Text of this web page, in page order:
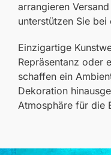
arrangieren
unterstützen Sie
Einzigartige
Repräsentanz oder
schaffen ein
Dekoration
Atmosphäre für die